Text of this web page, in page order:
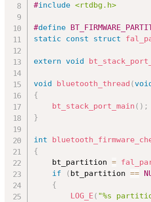
#include <rtdbg.h>
#define
static
const struct
extern void
void bluetooth_thread (
{
bt_stack_port_main ( ) ;
}
int
{
    bt_partition
=
if
( bt_partition ==
{
LOG_E ( "%s